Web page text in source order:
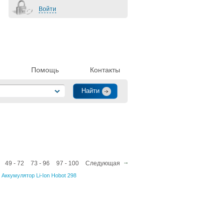
Помощь Контакты
Войти
49 - 72 73 - 96 97 - 100 Следующая
Аккумулятор Li-Ion Hobot 298